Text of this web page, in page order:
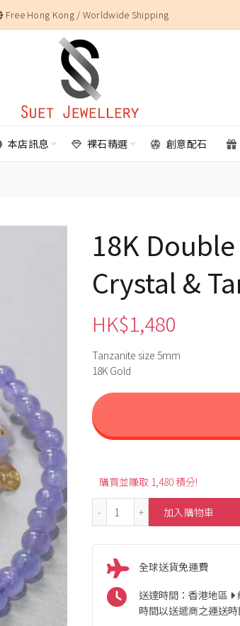
Free Hong Kong / Worldwide Shipping
本店訊息 裸石精選 創意配石
18K
Crystal &
HK$1,480
Tanzanite size 5mm
18K Gold
購買並賺取 1,480 積分!
18K Double Layer Style
加入購物車
全球送貨免運費
送達時間：香港地區
時間以送遞商之運送時